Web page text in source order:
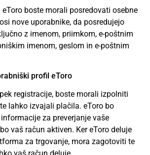
boste morali posredovati osebne
nove uporabnike, da posredujejo
z imenom, priimkom, e-poštnim
imenom, geslom in e-poštnim
profil eToro
registracije, boste morali izpolniti
lahko izvajali plačila. eToro bo
za preverjanje vaše
vaš račun aktiven. Ker eToro deluje
za trgovanje, mora zagotoviti te